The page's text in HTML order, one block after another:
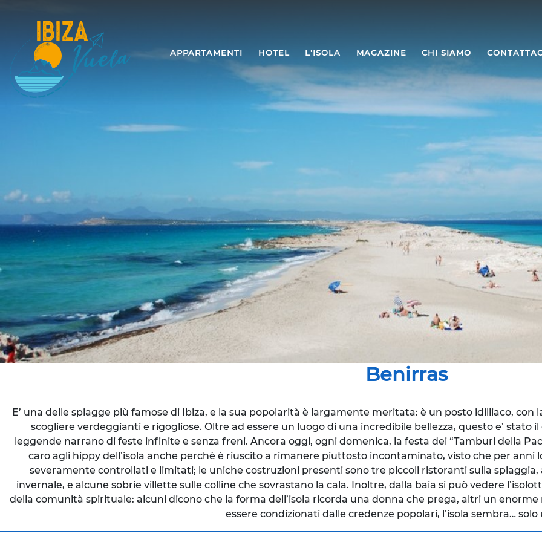
APPARTAMENTI HOTEL L'ISOLA MAGAZINE CHI SIAMO
Benirras
E’ una delle spiagge più famose di Ibiza, e la sua popolarità è largamente meritata: è un posto idilliaco,
scogliere verdeggianti e rigogliose. Oltre ad essere un luogo di una incredibile bellezza, questo e’ stato
leggende narrano di feste infinite e senza freni. Ancora oggi, ogni domenica, la festa dei “Tamburi della
caro agli hippy dell’isola anche perchè è riuscito a rimanere piuttosto incontaminato, visto che per anni
severamente controllati e limitati; le uniche costruzioni presenti sono tre piccoli ristoranti sulla
invernale, e alcune sobrie villette sulle colline che sovrastano la cala. Inoltre, dalla baia si può vedere
della comunità spirituale: alcuni dicono che la forma dell’isola ricorda una donna che prega, altri un
essere condizionati dalle credenze popolari, l’isola sembra… solo